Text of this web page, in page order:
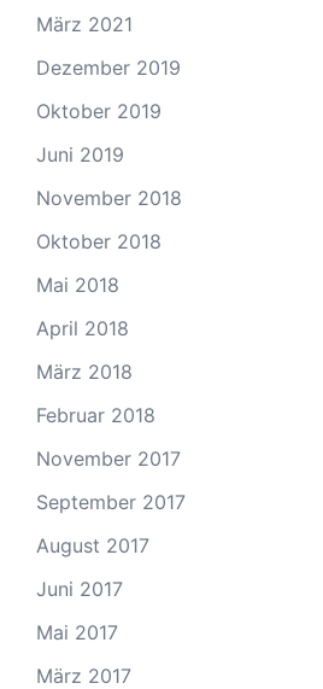
März 2021
Dezember 2019
Oktober 2019
Juni 2019
November 2018
Oktober 2018
Mai 2018
April 2018
März 2018
Februar 2018
November 2017
September 2017
August 2017
Juni 2017
Mai 2017
März 2017